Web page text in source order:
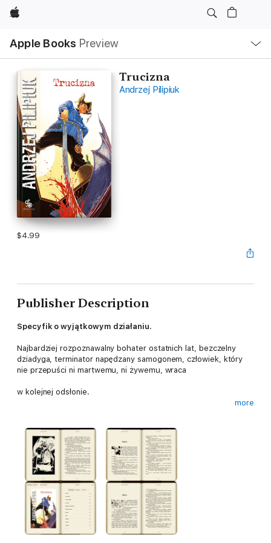
Apple
Apple Books Preview
Nav
Open
Menu
Trucizna
Andrzej Pilipiuk
$4.99
Publisher Description
Specyfik o wyjątkowym działaniu.
Najbardziej rozpoznawalny bohater ostatnich lat, bezczelny
dziadyga, terminator napędzany samogonem, człowiek, który
nie przepuści ni martwemu, ni żywemu, wraca
w kolejnej odsłonie.
zombiaki, a diabeł proponuje partyjkę pokera.
Oto „Trucizna”, którą osobiście destylował Andrzej Pilipiuk.
Specyfik nie posiada atestu PZH. Spożywany w dowolnej ilości
silnie uzależnia. Powoduje wizje, omamy oraz ataki
niekontrolowanego śmiechu.
Egzystencja Jakuba Wędrowycza toczy się spokojnym
codziennym trybem. Jakub w towarzystwie wiernego druha
Semena cieszy się życiem tj. głównie pędzi i konsumuje
more